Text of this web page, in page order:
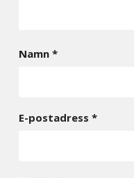
Namn *
E-postadress *